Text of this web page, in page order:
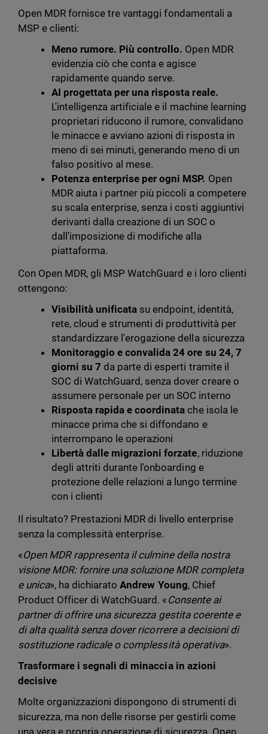
Open MDR fornisce tre vantaggi fondamentali a
MSP e clienti:
Meno rumore. Più controllo. Open MDR
evidenzia ciò che conta e agisce
rapidamente quando serve.
AI progettata per una risposta reale.
L'intelligenza artificiale e il machine learning
proprietari riducono il rumore, convalidano
le minacce e avviano azioni di risposta in
meno di sei minuti, generando meno di un
falso positivo al mese.
Potenza enterprise per ogni MSP. Open
MDR aiuta i partner più piccoli a competere
su scala enterprise, senza i costi aggiuntivi
derivanti dalla creazione di un SOC o
dall'imposizione di modifiche alla
piattaforma.
Con Open MDR, gli MSP WatchGuard e i loro clienti
ottengono:
Visibilità unificata su endpoint, identità,
rete, cloud e strumenti di produttività per
standardizzare l'erogazione della sicurezza
Monitoraggio e convalida 24 ore su 24, 7
giorni su 7 da parte di esperti tramite il
SOC di WatchGuard, senza dover creare o
assumere personale per un SOC interno
Risposta rapida e coordinata che isola le
minacce prima che si diffondano e
interrompano le operazioni
Libertà dalle migrazioni forzate, riduzione
degli attriti durante l'onboarding e
protezione delle relazioni a lungo termine
con i clienti
Il risultato? Prestazioni MDR di livello enterprise
senza la complessità enterprise.
«Open MDR rappresenta il culmine della nostra
visione MDR: fornire una soluzione MDR completa
e unica», ha dichiaratoAndrew Young, Chief
Product Officer di WatchGuard. « Consente ai
partner di offrire una sicurezza gestita coerente e
di alta qualità senza dover ricorrere a decisioni di
sostituzione radicale o complessità operativa».
Trasformare i segnali di minaccia in azioni
decisive
Molte organizzazioni dispongono di strumenti di
sicurezza, ma non delle risorse per gestirli come